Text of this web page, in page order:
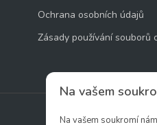
Na vašem
Na vašem soukromí
Ochrana osobních údajů
Zásady používání souborů